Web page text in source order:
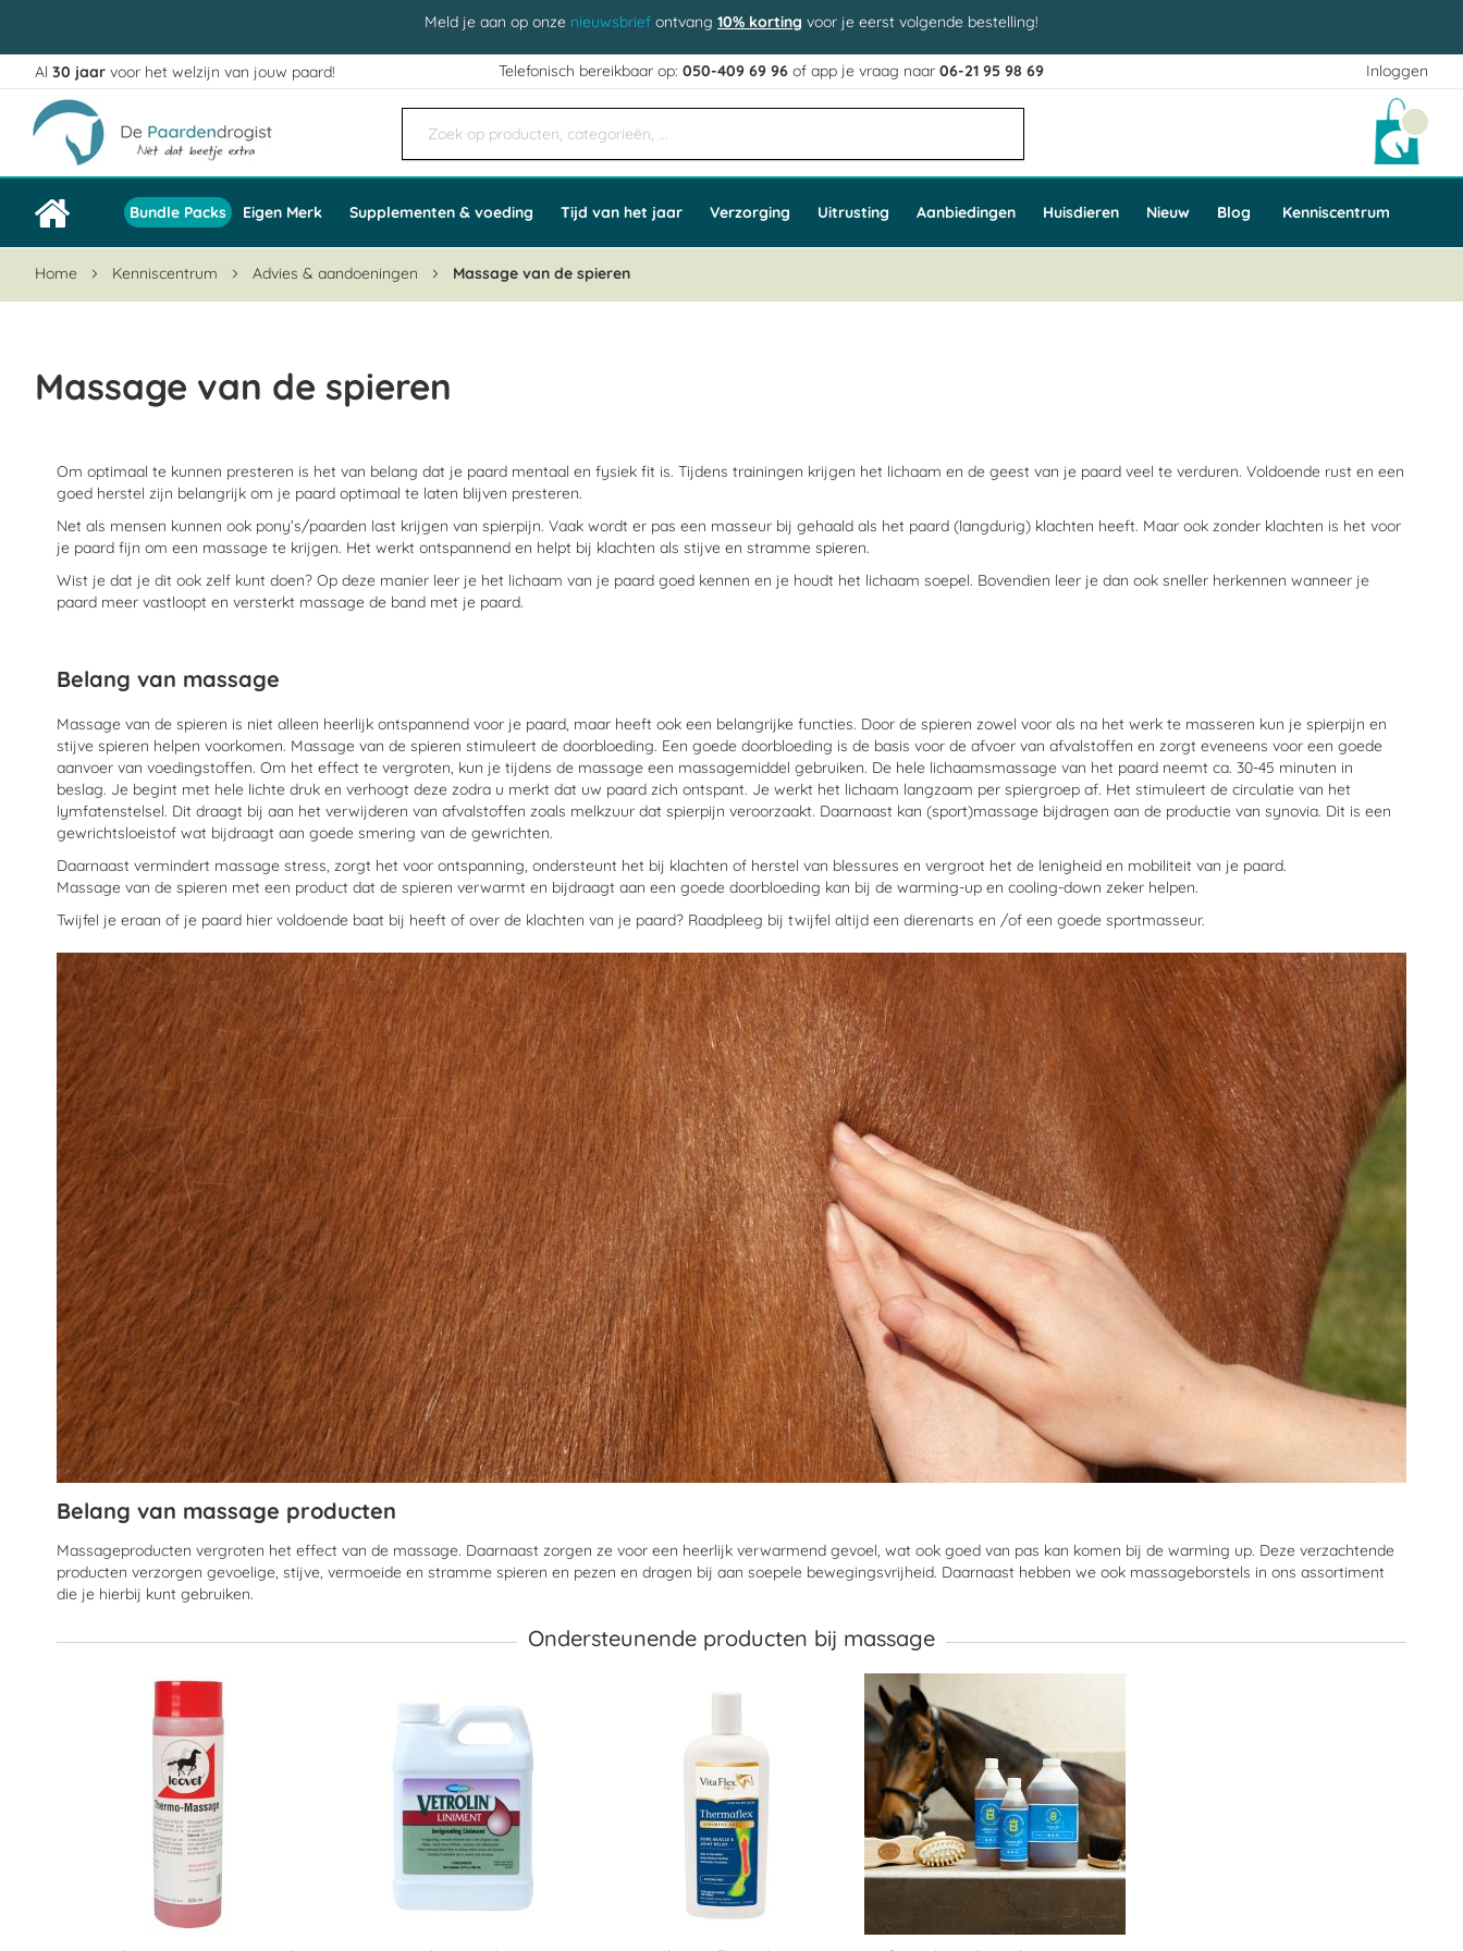
Meld je aan op onze nieuwsbrief ontvang 10% korting voor je eerst volgende bestelling!
Inloggen
Ga
naar
de
inhoud
Al 30 jaar voor het welzijn van jouw paard! Telefonisch bereikbaar op:050-409 69 96 of app je vraag naar06-21 95 98 69
Bundle Packs Eigen Merk Supplementen & voeding Tijd van het jaar Verzorging Uitrusting Aanbiedingen Huisdieren Nieuw Blog Kenniscentrum
Home Kenniscentrum Advies & aandoeningen Massage van de spieren
Massage van de spieren
Om optimaal te kunnen presteren is het van belang dat je paard mentaal en fysiek fit is. Tijdens trainingen krijgen het lichaam en de geest van je paard veel te verduren. Voldoende rust en een
goed herstel zijn belangrijk om je paard optimaal te laten blijven presteren.
Net als mensen kunnen ook pony’s/paarden last krijgen van spierpijn. Vaak wordt er pas een masseur bij gehaald als het paard (langdurig) klachten heeft. Maar ook zonder klachten is het voor
je paard fijn om een massage te krijgen. Het werkt ontspannend en helpt bij klachten als stijve en stramme spieren.
Wist je dat je dit ook zelf kunt doen? Op deze manier leer je het lichaam van je paard goed kennen en je houdt het lichaam soepel. Bovendien leer je dan ook sneller herkennen wanneer je
paard meer vastloopt en versterkt massage de band met je paard.
Belang van massage
Massage van de spieren is niet alleen heerlijk ontspannend voor je paard, maar heeft ook een belangrijke functies. Door de spieren zowel voor als na het werk te masseren kun je spierpijn en
stijve spieren helpen voorkomen. Massage van de spieren stimuleert de doorbloeding. Een goede doorbloeding is de basis voor de afvoer van afvalstoffen en zorgt eveneens voor een goede
aanvoer van voedingstoffen. Om het effect te vergroten, kun je tijdens de massage een massagemiddel gebruiken. De hele lichaamsmassage van het paard neemt ca. 30-45 minuten in
beslag. Je begint met hele lichte druk en verhoogt deze zodra u merkt dat uw paard zich ontspant. Je werkt het lichaam langzaam per spiergroep af. Het stimuleert de circulatie van het
lymfatenstelsel. Dit draagt bij aan het verwijderen van afvalstoffen zoals melkzuur dat spierpijn veroorzaakt. Daarnaast kan (sport)massage bijdragen aan de productie van synovia. Dit is een
gewrichtsloeistof wat bijdraagt aan goede smering van de gewrichten.
Daarnaast vermindert massage stress, zorgt het voor ontspanning, ondersteunt het bij klachten of herstel van blessures en vergroot het de lenigheid en mobiliteit van je paard.
Massage van de spieren met een product dat de spieren verwarmt en bijdraagt aan een goede doorbloeding kan bij de warming-up en cooling-down zeker helpen.
Twijfel je eraan of je paard hier voldoende baat bij heeft of over de klachten van je paard? Raadpleeg bij twijfel altijd een dierenarts en /of een goede sportmasseur.
Belang van massage producten
Massageproducten vergroten het effect van de massage. Daarnaast zorgen ze voor een heerlijk verwarmend gevoel, wat ook goed van pas kan komen bij de warming up. Deze verzachtende
producten verzorgen gevoelige, stijve, vermoeide en stramme spieren en pezen en dragen bij aan soepele bewegingsvrijheid. Daarnaast hebben we ook massageborstels in ons assortiment
die je hierbij kunt gebruiken.
Ondersteunende producten bij massage